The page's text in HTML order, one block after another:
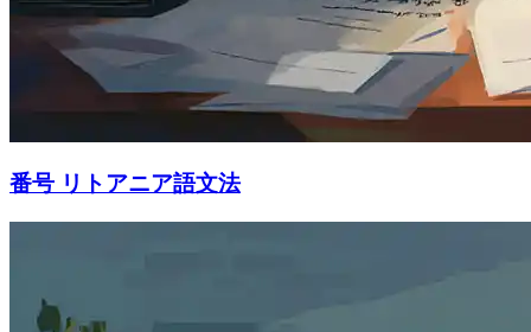
番号 リトアニア語文法